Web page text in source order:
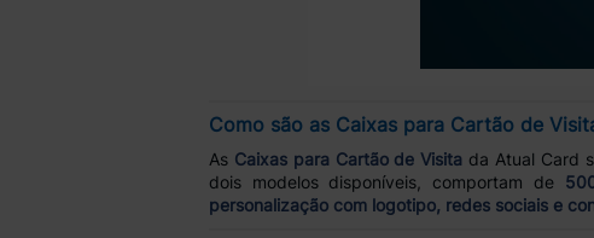
Como são as Caixas para Cartão de
As Caixas para Cartão de Visita da Atual Card
dois modelos disponíveis, comportam de
personalização com logotipo, redes sociais e